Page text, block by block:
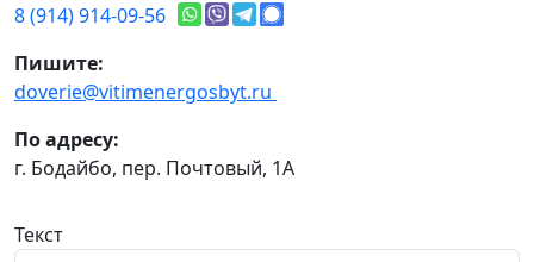
8 (914) 914-09-56
Пишите:
doverie@vitimenergosbyt.ru
По адресу:
г. Бодайбо, пер. Почтовый, 1А
Текст